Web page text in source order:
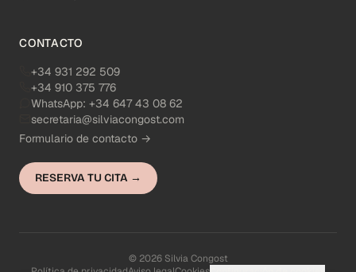
CONTACTO
+34 931 292 509
+34 910 375 776
WhatsApp: +34 647 43 08 62
secretaria@silviacongost.com
Formulario de contacto →
RESERVA TU CITA →
© 2026 Silvia Congost